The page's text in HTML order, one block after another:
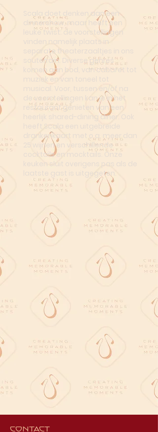
Scala doet denken aan een
dinnershow, maar heeft een
leuke twist: de voorstellingen
vinden namelijk plaats in
separate theaterzaaltjes in ons
souterrain. Diverse genres
komen aan bod, van cabaret tot
muziek en van toneel tot
musical. Voor, tussen en/of na
de voorstellingen kan je in het
restaurant genieten van een
heerlijk shared-dining diner. Ook
heeft Scala een uitgebreide
drankenkaart met o.a. meer dan
25 wijnen en verschillende
cocktails en mocktails. Onze
keuken sluit overigens pas als de
laatste gast is uitgegeten.
Contact